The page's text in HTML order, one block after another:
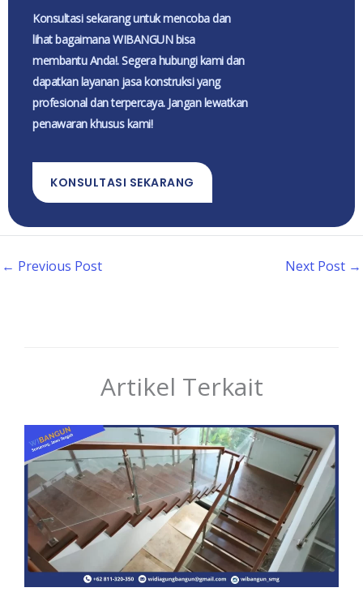
Konsultasi sekarang untuk mencoba dan
lihat bagaimana WIBANGUN bisa
membantu Anda!. Segera hubungi kami dan
dapatkan layanan jasa konstruksi yang
profesional dan terpercaya. Jangan lewatkan
penawaran khusus kami!
KONSULTASI SEKARANG
← Previous Post Next Post →
Artikel Terkait